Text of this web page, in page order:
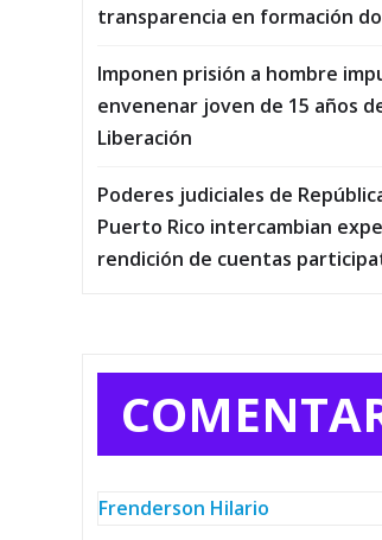
transparencia en formación
Imponen prisión a hombre
envenenar joven de 15 años
Liberación
Poderes judiciales de
Puerto Rico intercambian
rendición de cuentas
Frenderson Hilario